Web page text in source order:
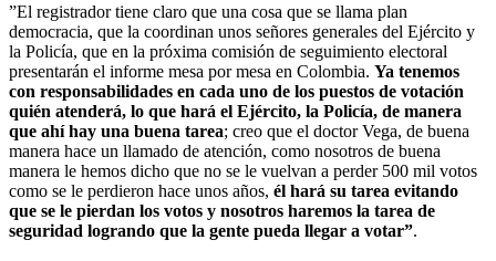
”El registrador tiene claro que una cosa que se llama plan
democracia, que la coordinan unos señores generales del Ejército y
la Policía, que en la próxima comisión de seguimiento electoral
presentarán el informe mesa por mesa en Colombia. Ya tenemos
con responsabilidades en cada uno de los puestos de votación
quién atenderá, lo que hará el Ejército, la Policía, de manera
que ahí hay una buena tarea; creo que el doctor Vega, de buena
manera hace un llamado de atención, como nosotros de buena
manera le hemos dicho que no se le vuelvan a perder 500 mil votos
como se le perdieron hace unos años, él hará su tarea evitando
que se le pierdan los votos y nosotros haremos la tarea de
seguridad logrando que la gente pueda llegar a votar”.